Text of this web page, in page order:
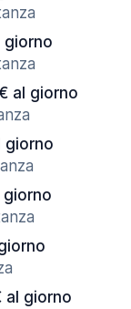
giorno
al giorno
giorno
al giorno